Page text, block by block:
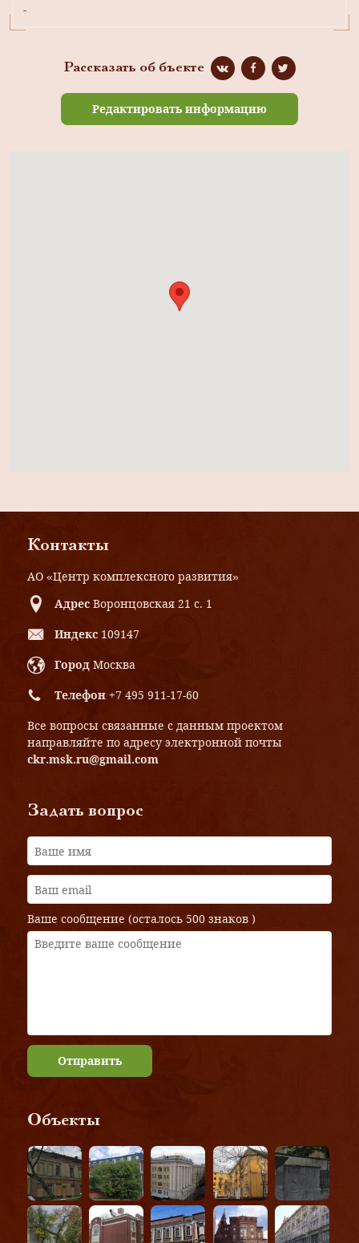
-
Рассказать об бъекте
Редактировать информацию
Контакты
АО «Центр комплексного развития»
Адрес Воронцовская 21 с. 1
Индекс 109147
Город Москва
Телефон +7 495 911-17-60
Все вопросы связанные с данным проектом
направляйте по адресу электронной почты
ckr.msk.ru@gmail.com
Задать вопрос
Ваше сообщение (осталось 500 знаков )
Отправить
Объекты